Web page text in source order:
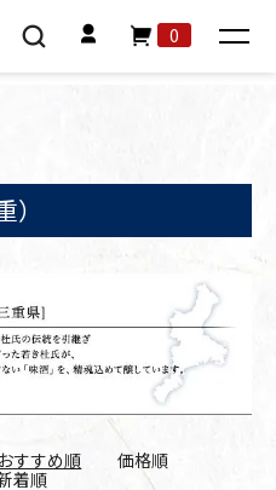
0
おすすめ順
価格順
着順